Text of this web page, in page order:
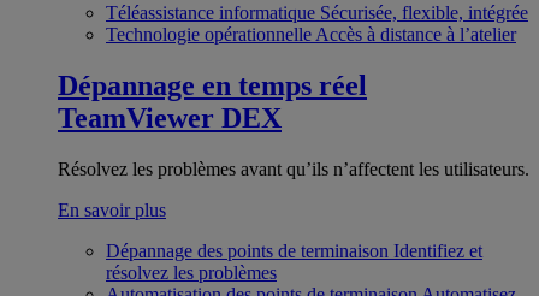
Téléassistance informatique Sécurisée, flexible, intégrée
Technologie opérationnelle Accès à distance à l’atelier
Dépannage en temps réel
TeamViewer DEX
Résolvez les problèmes avant qu’ils n’affectent les utilisateurs.
En savoir plus
Dépannage des points de terminaison Identifiez et
résolvez les problèmes